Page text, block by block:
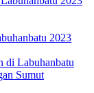
2023